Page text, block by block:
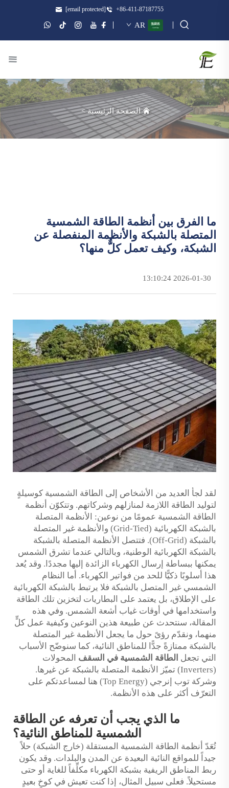
+86-411-87187755
[email protected]
AR
الصفحة الرئيسية>
ما الفرق بين أنظمة الطاقة الشمسية
المتصلة بالشبكة والأنظمة المنفصلة عن
الشبكة، وكيف تعمل كلٌّ منها؟
2026-01-30 13:10:24
لقد لجأ العديد من الأشخاص إلى الطاقة الشمسية كوسيلةٍ
لتوليد الطاقة اللازمة لمنازلهم وشركاتهم. وتتكوّن أنظمة
الطاقة الشمسية عمومًا من نوعين: الأنظمة المتصلة
بالشبكة الكهربائية (Grid-Tied) والأنظمة غير المتصلة
بالشبكة (Off-Grid). فتتصل الأنظمة المتصلة بالشبكة
بالشبكة الكهربائية الوطنية، وبالتالي عندما تشرق الشمس
يمكنها ببساطة إرسال الكهرباء الزائدة إليها مجددًا. وقد يُعد
هذا أسلوبًا ذكيًّا للحد من فواتير الكهرباء. أما النظام
الشمسي غير المتصل بالشبكة فلا يرتبط بالشبكة الكهربائية
على الإطلاق، بل يعتمد على البطاريات لتخزين تلك الطاقة
واستخدامها في أوقات غياب أشعة الشمس. وفي هذه
المقالة، سنتحدث عن طبيعة هذين النوعين وكيفية عمل كلٍّ
منهما، ونقدّم رؤىً حول ما يجعل الأنظمة غير المتصلة
بالشبكة ممتازةً جدًّا للمناطق النائية، كما سنوضّح الأسباب
التي تجعل الطاقة الشمسية في السقف المحولات
(Inverters) تميّز الأنظمة المتصلة بالشبكة عن غيرها.
وشركة توب إنرجي (Top Energy) هنا لمساعدتكم على
التعرّف أكثر على هذه الأنظمة.
ما الذي يجب أن تعرفه عن الطاقة
الشمسية للمناطق النائية؟
تُعَدّ أنظمة الطاقة الشمسية المستقلة (خارج الشبكة) حلاً
جيداً للمواقع النائية البعيدة عن المدن والبلدات. وقد يكون
ربط المناطق الريفية بشبكة الكهرباء مكلِّفاً للغاية أو حتى
مستحيلاً. فعلى سبيل المثال، إذا كنت تعيش في كوخٍ بعيدٍ